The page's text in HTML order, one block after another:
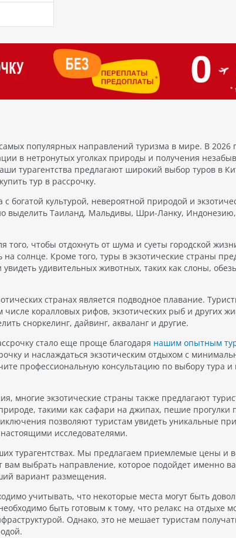
только
Актобе,
популярных направлений туризма в мире. В 2026
в нетронутых уголках природы и получения
турагентства предлагают широкий выбор туров в
тур в рассрочку.
богатой культурой, невероятной природой и
выделить Таиланд, Мальдивы, Шри-Ланку,
того, чтобы отдохнуть от шума и суеты городской
солнце. Кроме того, туры в экзотические страны
удивительных животных, таких как слоны,
странах является подводное плавание.
числе коралловых рифов, экзотических рыб и других
сноркелинг, дайвинг, акваланг и другие.
стало еще проще благодаря нашим опытным
и наслаждаться экзотическим отдыхом с
профессиональную консультацию по выбору тура и
многие экзотические страны также предлагают
такими как сафари на джипах, пешие прогулки
позволяют туристам увидеть уникальные
исследователями.
турагентствах. Мы предлагаем приемлемые цены и
выбрать направление, которое подойдет именно
вариант размещения.
учитывать, что некоторые места могут быть
быть готовым к тому, что релакс на отдыхе
Однако, это не мешает туристам